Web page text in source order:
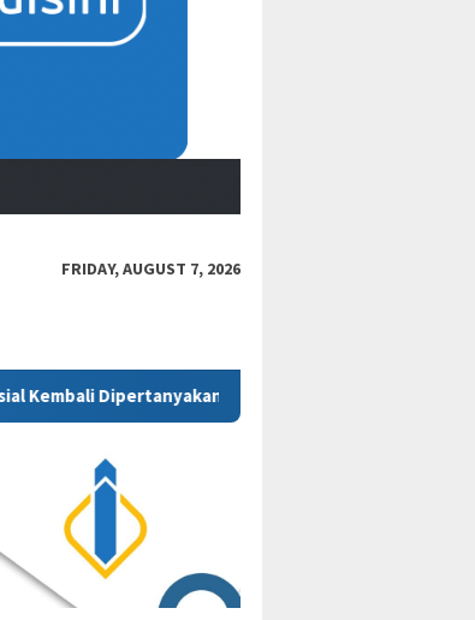
FRIDAY, AUGUST 7, 2026
Polres Kukar Geledah Rumah Diduga Milik ASN